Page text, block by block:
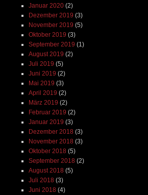
Januar 2020(2)
Dezember 2019 (3)
November 2019 (5)
Oktober 2019 (3)
September 2019 (1)
August 2019 (2)
Juli 2019 (5)
Juni 2019 (2)
Mai 2019 (3)
April 2019 (2)
März 2019 (2)
Februar 2019 (2)
Januar 2019 (3)
Dezember 2018 (3)
November 2018 (3)
Oktober 2018 (5)
September 2018 (2)
August 2018 (5)
Juli 2018 (3)
Juni 2018 (4)